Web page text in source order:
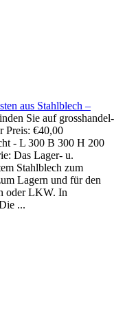
aus Stahlblech –
Sie auf grosshandel-
Preis: €40,00
- L 300 B 300 H 200
Das Lager- u.
Stahlblech zum
Lagern und für den
oder LKW. In
...